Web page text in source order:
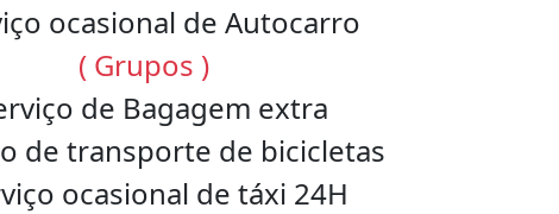
ocasional de Autocarro
( Grupos )
de Bagagem extra
de transporte de bicicletas
ocasional de táxi 24H